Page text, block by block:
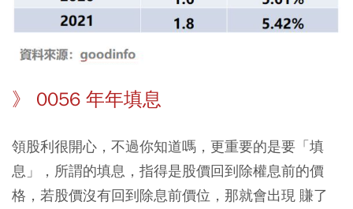
》 0056 年年填息
領股利很開心，不過你知道嗎，更重要的是要「填
息」，所謂的填息，指得是股價回到除權息前的價
格，若股價沒有回到除息前價位，那就會出現 賺了